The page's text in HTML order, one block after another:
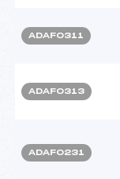
ADAF0311
ADAF0313
ADAF0231